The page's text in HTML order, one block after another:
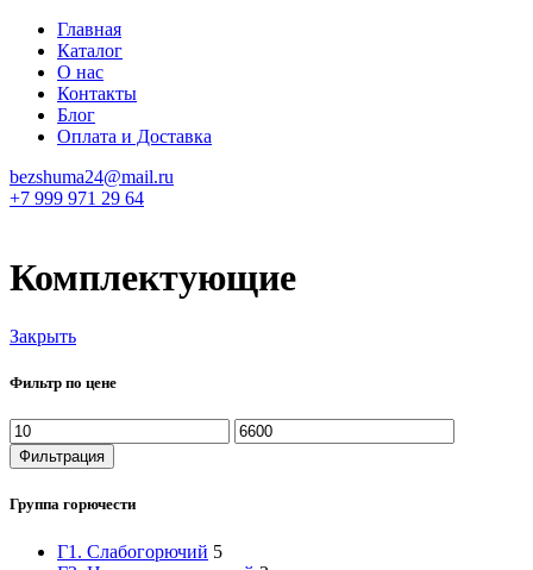
Главная
Каталог
О нас
Контакты
Блог
Оплата и Доставка
bezshuma24@mail.ru
+7 999 971 29 64
Комплектующие
Закрыть
Фильтр по цене
Минимальная
цена
Максимальная
цена
Фильтрация
Группа горючести
Г1. Слабогорючий 5